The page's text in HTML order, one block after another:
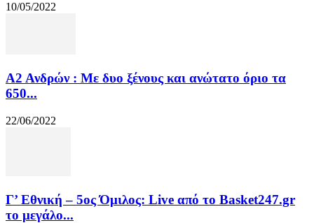
10/05/2022
Α2 Ανδρών : Με δυο ξένους και ανώτατο όριο τα
650...
22/06/2022
Γ’ Εθνική – 5ος Όμιλος: Live από το Basket247.gr
το μεγάλο...